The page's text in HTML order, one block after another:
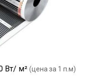
Вт/ м² (цена за 1 п.м)